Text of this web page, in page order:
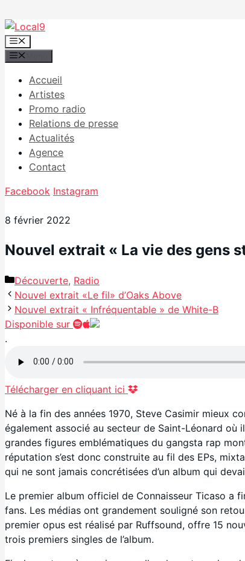
Aller
au
contenu
Menu
Accueil
Artistes
Promo radio
Relations de presse
Actualités
Agence
Contact
Facebook Instagram
8 février 2022
Nouvel extrait « La vie des gens
Catégories
Découverte, Radio
Nouvel extrait «Le fil» d’Oaks Above
Nouvel extrait « Infréquentable » de White-B
Disponible sur
.
Télécharger en cliquant ici
Né à la fin des années 1970, Steve Casimir mieux
également associé au secteur de Saint-Léonard où
grandes figures emblématiques du gangsta rap
réputation s’est donc construite au fil des EPs,
qui ne sont jamais concrétisées d’un album qui
Le premier album officiel de Connaisseur Ticaso a
fans. Les médias ont grandement souligné son
premier opus est réalisé par Ruffsound, offre 15
trois premiers singles de l’album.